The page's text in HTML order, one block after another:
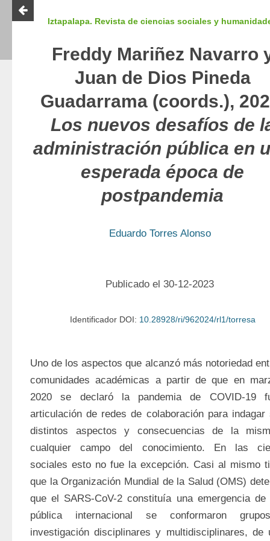
Iztapalapa. Revista de ciencias sociales y
Freddy Mariñez Navarro
Juan de Dios Pineda
Guadarrama (coords.),
Los nuevos desafíos de
administración pública en
esperada época de
postpandemia
Eduardo Torres Alonso
Publicado el 30-12-2023
Identificador DOI: 10.28928/ri/962024/rl1/torresa
Uno de los aspectos que alcanzó más notoriedad
comunidades académicas a partir de que en
2020 se declaró la pandemia de COVID-19
articulación de redes de colaboración para indagar
distintos aspectos y consecuencias de la
cualquier campo del conocimiento. En las
sociales esto no fue la excepción. Casi al mismo
que la Organización Mundial de la Salud (OMS)
que el SARS-CoV-2 constituía una emergencia de
pública internacional se conformaron
investigación disciplinares y multidisciplinares, de